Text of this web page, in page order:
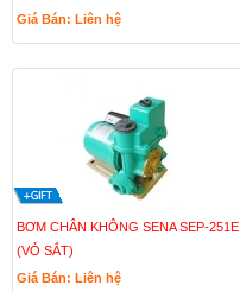
Giá Bán: Liên hệ
BƠM CHÂN KHÔNG SENA SEP-251E
(VỎ SẮT)
Giá Bán: Liên hệ